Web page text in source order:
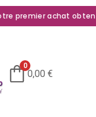
achat obtenez
0
0,00 €